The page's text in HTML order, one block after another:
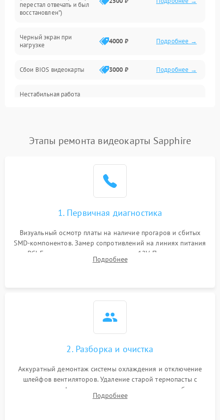
Электропитание
ПО
Электронные компоненты
Общие поломки
Механические повреждения
перестал отвечать и был
восстановлен”)
Черный экран при
нагрузке
4000 ₽ Подробнее →
Сбои BIOS видеокарты 3000 ₽ Подробнее →
Нестабильная работа
Этапы ремонта видеокарты Sapphire
1. Первичная диагностика
Визуальный осмотр платы на наличие прогаров и сбитых
SMD-компонентов. Замер сопротивлений на линиях питания
PCI-E и дополнительных разъемах 12V. Проверка на
короткое замыкание основных дросселей питания GPU и
Подробнее
2. Разборка и очистка
Аккуратный демонтаж системы охлаждения и отключение
шлейфов вентиляторов. Удаление старой термопасты с
кристалла графического чипа и термопрокладок с банок
памяти и зоны VRM. Очистка платы от пыли и окислов.
Подробнее